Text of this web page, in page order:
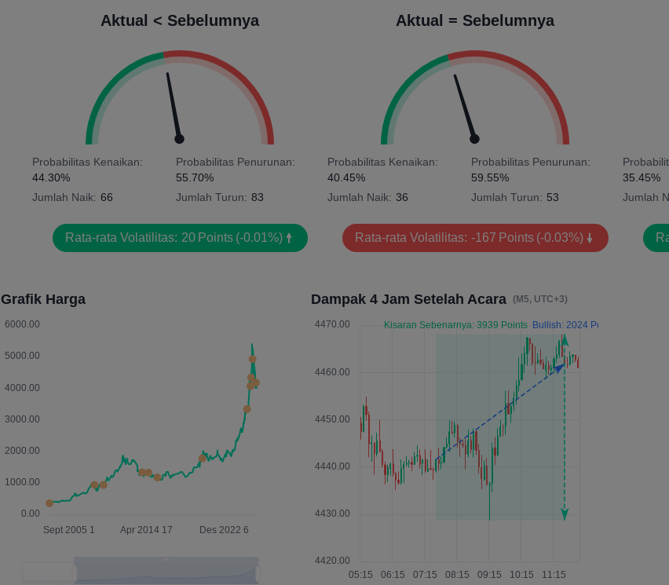
Aktual < Sebelumnya
Probabilitas Kenaikan:
44.30%
Jumlah Naik: 66
Probabilitas Penurunan:
55.70%
Jumlah Turun: 83
Rata-rata Volatilitas: 20 Points (-0.01%)
Aktual = Sebelumnya
Probabilitas Kenaikan:
40.45%
Jumlah Naik: 36
Probabilitas Penurunan:
59.55%
Jumlah Turun: 53
Rata-rata Volatilitas: -167 Points (-0.03%)
35.45%
Jumlah
Grafik Harga Dampak 4 Jam Setelah Acara (M5, UTC+3)